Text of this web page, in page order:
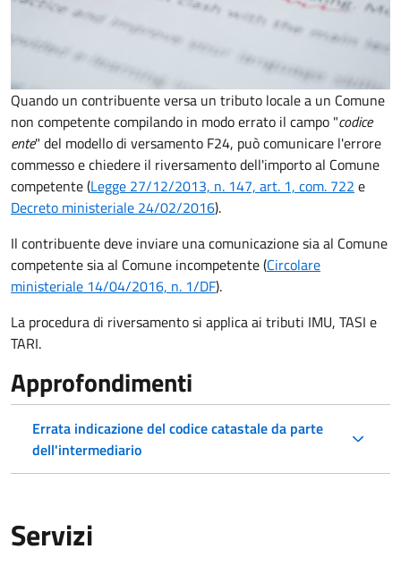
Quando un contribuente versa un tributo locale a un Comune
non competente compilando in modo errato il campo "codice
ente" del modello di versamento F24, può comunicare l'errore
commesso e chiedere il riversamento dell'importo al Comune
competente (Legge 27/12/2013, n. 147, art. 1, com. 722 e
Decreto ministeriale 24/02/2016).
Il contribuente deve inviare una comunicazione sia al Comune
competente sia al Comune incompetente (Circolare
ministeriale 14/04/2016, n. 1/DF).
La procedura di riversamento si applica ai tributi IMU, TASI e
TARI.
Approfondimenti
Errata indicazione del codice catastale da parte
dell'intermediario
Servizi